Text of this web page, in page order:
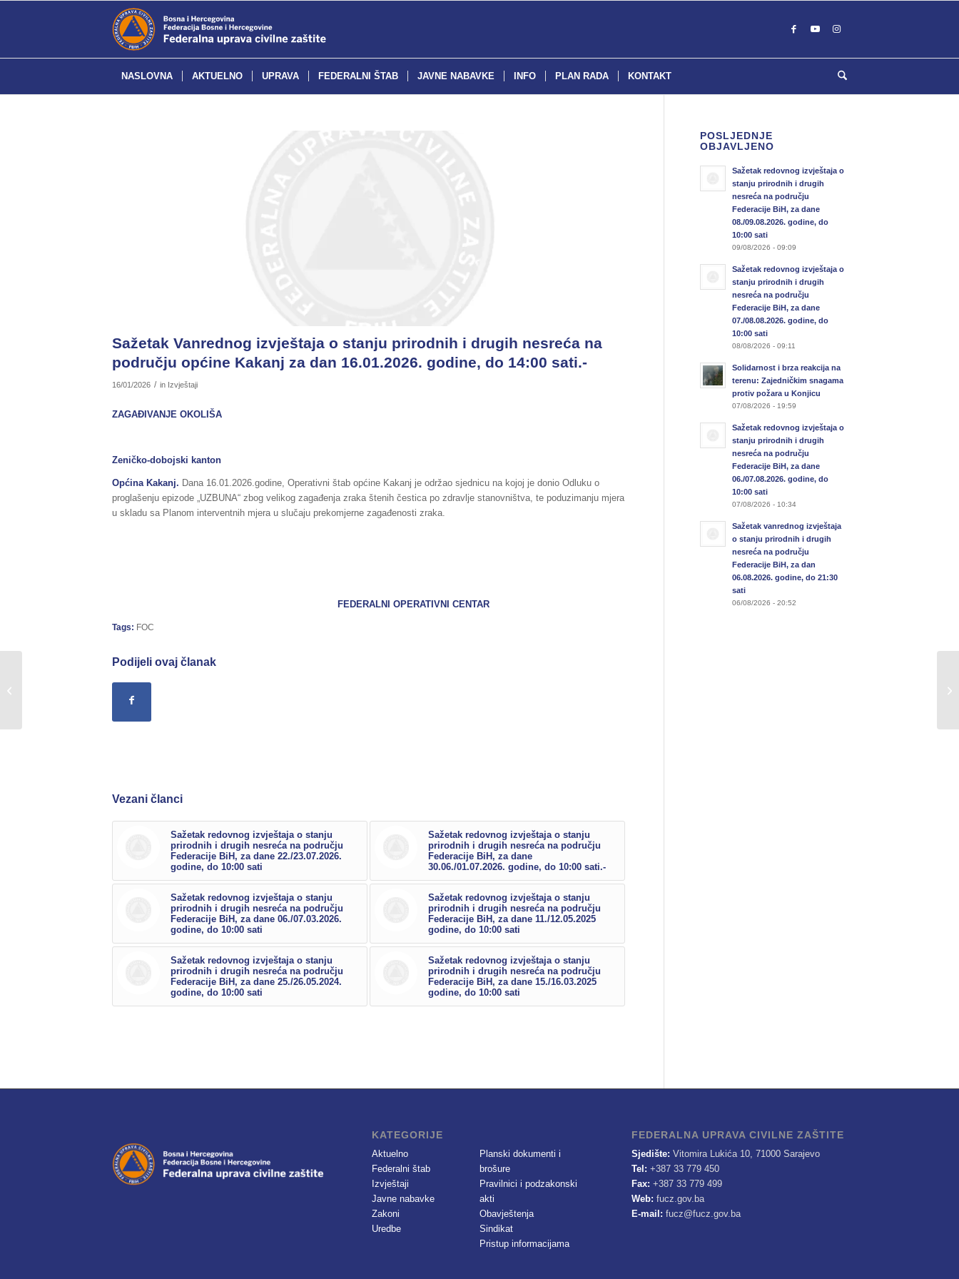
NASLOVNA AKTUELNO UPRAVA FEDERALNI ŠTAB JAVNE NABAVKE INFO PLAN RADA KONTAKT
Sažetak Vanrednog izvještaja o stanju prirodnih i drugih nesreća na
području općine Kakanj za dan 16.01.2026. godine, do 14:00 sati.-
16/01/2026 / in Izvještaji
ZAGAĐIVANJE OKOLIŠA
Zeničko-dobojski kanton
Općina Kakanj. Dana 16.01.2026.godine, Operativni štab općine Kakanj je održao sjednicu na kojoj je donio Odluku o
proglašenju epizode „UZBUNA“ zbog velikog zagađenja zraka štenih čestica po zdravlje stanovništva, te poduzimanju mjera
u skladu sa Planom interventnih mjera u slučaju prekomjerne zagađenosti zraka.
FEDERALNI OPERATIVNI CENTAR
Tags: FOC
Podijeli ovaj članak
Vezani članci
Sažetak redovnog izvještaja o stanju
prirodnih i drugih nesreća na području
Federacije BiH, za dane 22./23.07.2026.
godine, do 10:00 sati
Sažetak redovnog izvještaja o stanju
prirodnih i drugih nesreća na području
Federacije BiH, za dane
30.06./01.07.2026. godine, do 10:00 sati.-
Sažetak redovnog izvještaja o stanju
prirodnih i drugih nesreća na području
Federacije BiH, za dane 06./07.03.2026.
godine, do 10:00 sati
Sažetak redovnog izvještaja o stanju
prirodnih i drugih nesreća na području
Federacije BiH, za dane 11./12.05.2025
godine, do 10:00 sati
Sažetak redovnog izvještaja o stanju
prirodnih i drugih nesreća na području
Federacije BiH, za dane 25./26.05.2024.
godine, do 10:00 sati
Sažetak redovnog izvještaja o stanju
prirodnih i drugih nesreća na području
Federacije BiH, za dane 15./16.03.2025
godine, do 10:00 sati
POSLJEDNJE
OBJAVLJENO
Sažetak redovnog izvještaja o
stanju prirodnih i drugih
nesreća na području
Federacije BiH, za dane
08./09.08.2026. godine, do
10:00 sati
09/08/2026 - 09:09
Sažetak redovnog izvještaja o
stanju prirodnih i drugih
nesreća na području
Federacije BiH, za dane
07./08.08.2026. godine, do
10:00 sati
08/08/2026 - 09:11
Solidarnost i brza reakcija na
terenu: Zajedničkim snagama
protiv požara u Konjicu
07/08/2026 - 19:59
Sažetak redovnog izvještaja o
stanju prirodnih i drugih
nesreća na području
Federacije BiH, za dane
06./07.08.2026. godine, do
10:00 sati
07/08/2026 - 10:34
Sažetak vanrednog izvještaja
o stanju prirodnih i drugih
nesreća na području
Federacije BiH, za dan
06.08.2026. godine, do 21:30
sati
06/08/2026 - 20:52
KATEGORIJE
Aktuelno
Federalni štab
Izvještaji
Javne nabavke
Zakoni
Uredbe
Planski dokumenti i
brošure
Pravilnici i podzakonski
akti
Obavještenja
Sindikat
Pristup informacijama
FEDERALNA UPRAVA CIVILNE ZAŠTITE
Sjedište: Vitomira Lukića 10, 71000 Sarajevo
Tel: +387 33 779 450
Fax: +387 33 779 499
Web: fucz.gov.ba
E-mail: fucz@fucz.gov.ba